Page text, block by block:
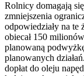
Rolnicy domagają
zmniejszenia
odpowiedziały na te
obiecał 150
planowaną
planowanych
dopłat do oleju